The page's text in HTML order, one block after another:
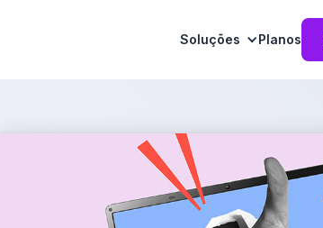
Soluções Planos